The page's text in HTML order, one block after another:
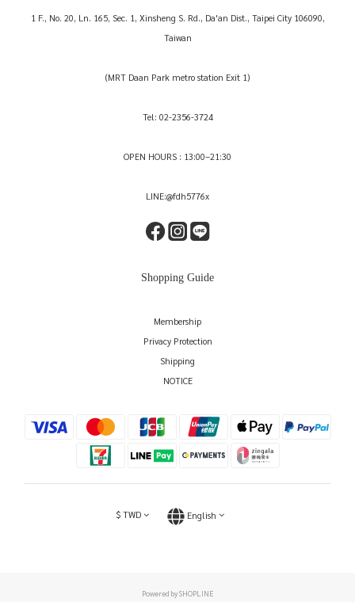
1 F., No. 20, Ln. 165, Sec. 1, Xinsheng S. Rd., Da'an Dist., Taipei City 106090,
Taiwan
(MRT Daan Park metro station Exit 1)
Tel: 02-2356-3724
OPEN HOURS : 13:00–21:30
LINE:@fdh5776x
Shopping Guide
Membership
Privacy Protection
Shipping
NOTICE
$ TWD English
Powered by SHOPLINE